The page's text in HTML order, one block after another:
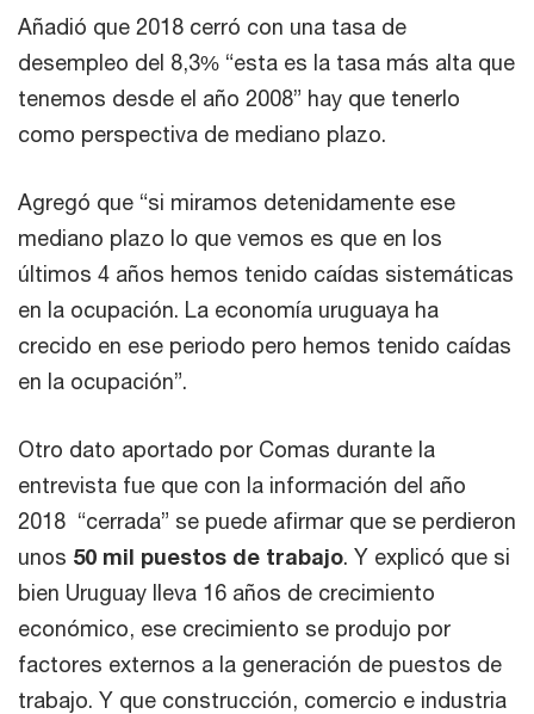
Añadió que 2018 cerró con una tasa de
desempleo del 8,3% “esta es la tasa más alta que
tenemos desde el año 2008” hay que tenerlo
como perspectiva de mediano plazo.
Agregó que “si miramos detenidamente ese
mediano plazo lo que vemos es que en los
últimos 4 años hemos tenido caídas sistemáticas
en la ocupación. La economía uruguaya ha
crecido en ese periodo pero hemos tenido caídas
en la ocupación”.
Otro dato aportado por Comas durante la
entrevista fue que con la información del año
2018 “cerrada” se puede afirmar que se perdieron
unos 50 mil puestos de trabajo. Y explicó que si
bien Uruguay lleva 16 años de crecimiento
económico, ese crecimiento se produjo por
factores externos a la generación de puestos de
trabajo. Y que construcción, comercio e industria